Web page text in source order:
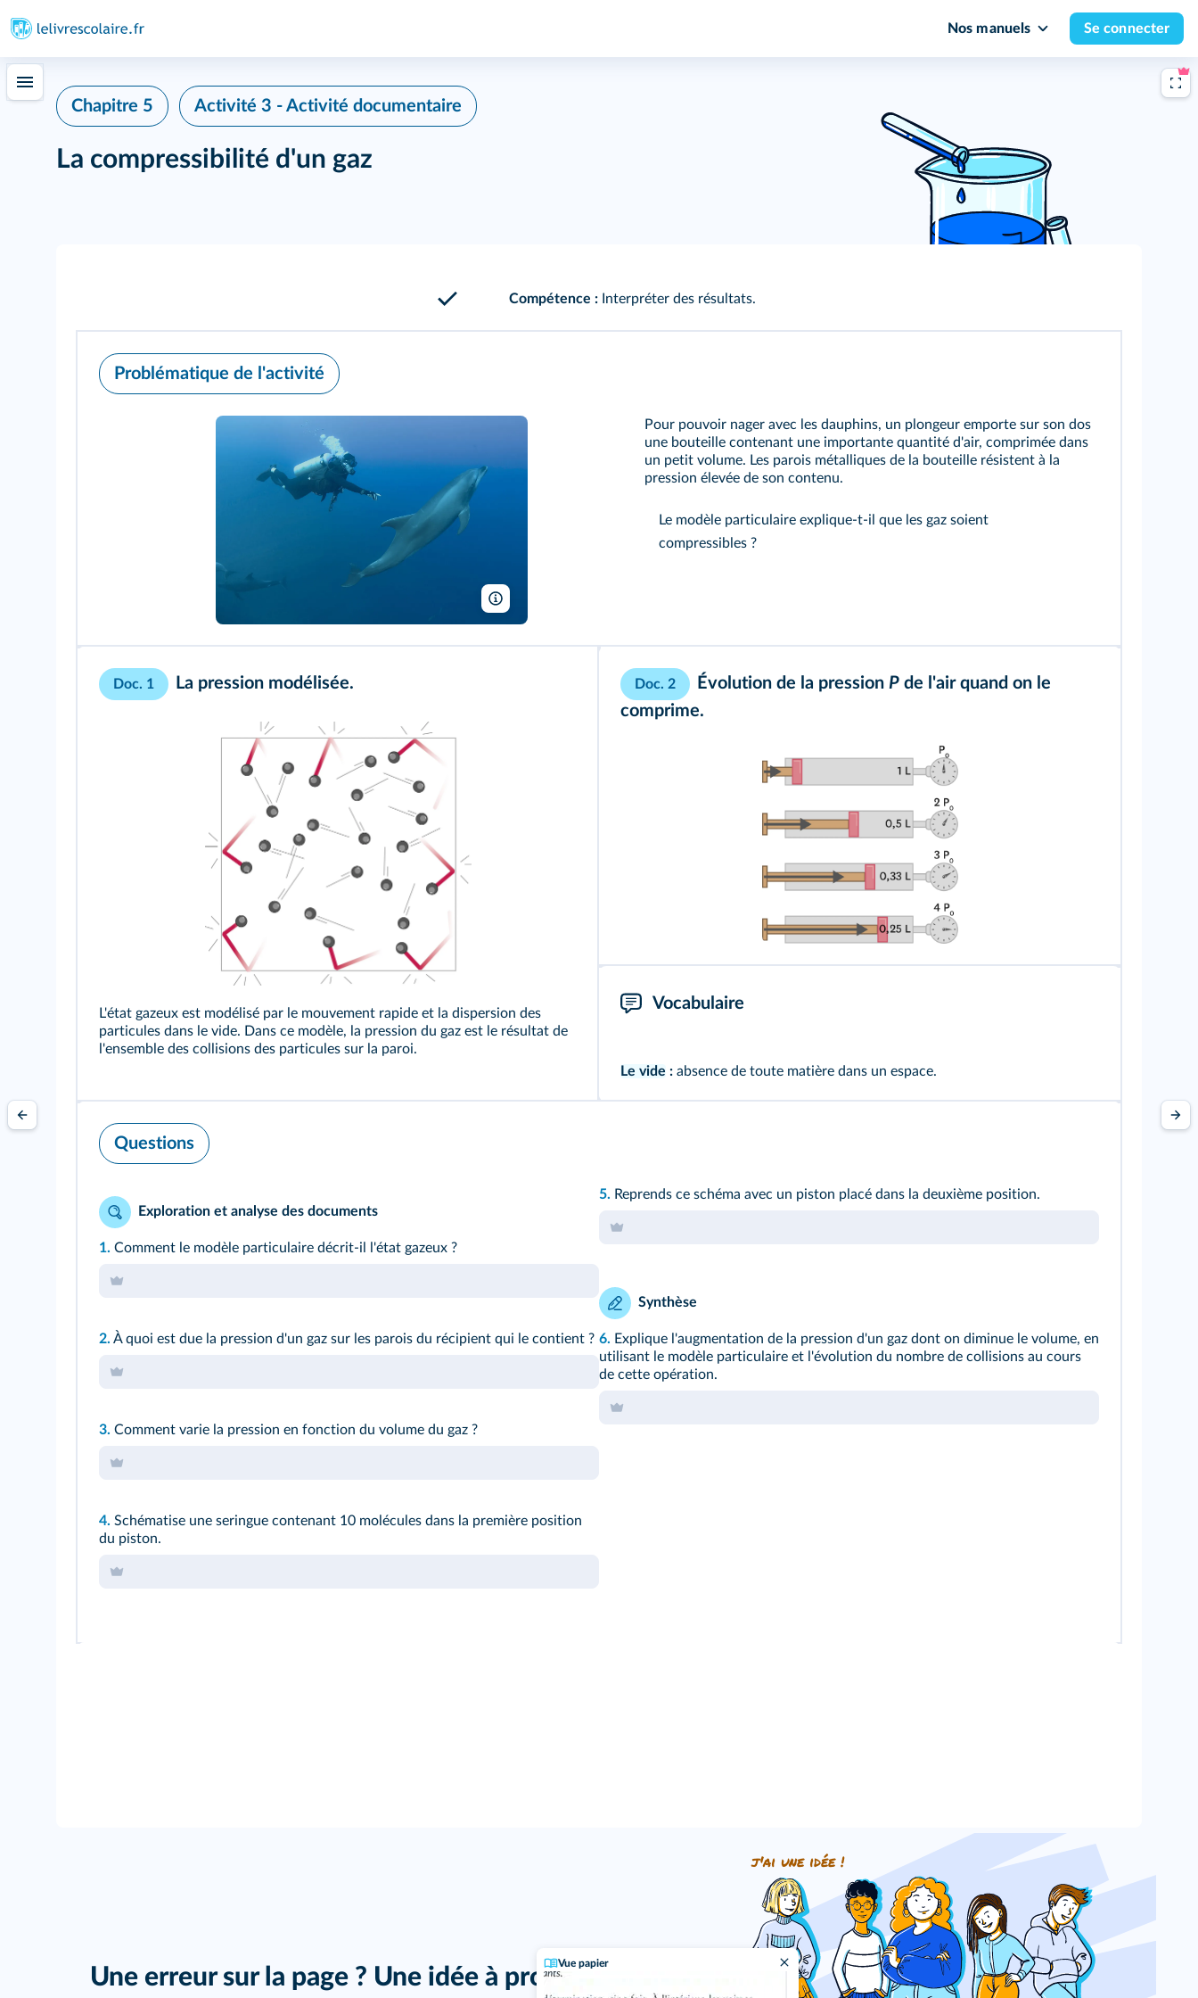
Nos manuels Se connecter
Vue papier
Chapitre 5 Activité 3 - Activité documentaire
La compressibilité d'un gaz
Compétence :Interpréter des résultats.
Problématique de l'activité
Pour pouvoir nager avec les dauphins, un plongeur emporte sur son dos
une bouteille contenant une importante quantité d'air, comprimée dans
un petit volume. Les parois métalliques de la bouteille résistent à la
pression élevée de son contenu.
Le modèle particulaire explique-t-il que les gaz soient
compressibles ?
Doc. 1 La pression modélisée.
L'état gazeux est modélisé par le mouvement rapide et la dispersion des
particules dans le vide. Dans ce modèle, la pression du gaz est le résultat de
l'ensemble des collisions des particules sur la paroi.
Doc. 2 Évolution de la pression P de l'air quand on le
comprime.
Vocabulaire
Le vide : absence de toute matière dans un espace.
Questions
Exploration et analyse des documents
1. Comment le modèle particulaire décrit-il l'état gazeux ?
2. À quoi est due la pression d'un gaz sur les parois du récipient qui le contient ?
3. Comment varie la pression en fonction du volume du gaz ?
4. Schématise une seringue contenant 10 molécules dans la première position
du piston.
5. Reprends ce schéma avec un piston placé dans la deuxième position.
Synthèse
6. Explique l'augmentation de la pression d'un gaz dont on diminue le volume, en
utilisant le modèle particulaire et l'évolution du nombre de collisions au cours
de cette opération.
Une erreur sur la page ? Une idée à proposer ?
j'ai une idée !